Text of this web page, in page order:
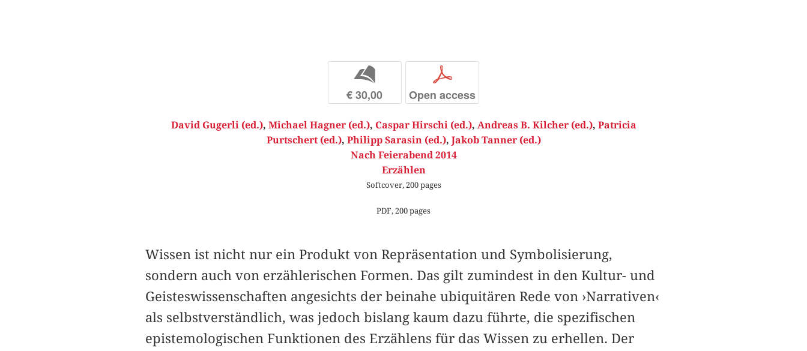
b
€ 30,00
p
Open access
David Gugerli (ed.), Michael Hagner (ed.), Caspar Hirschi (ed.), Andreas B. Kilcher (ed.), Patricia
Purtschert (ed.), Philipp Sarasin (ed.), Jakob Tanner (ed.)
Nach Feierabend 2014
Erzählen
Softcover, 200 pages
PDF, 200 pages
Wissen ist nicht nur ein Produkt von Repräsentation und Symbolisierung,
sondern auch von erzählerischen Formen. Das gilt zumindest in den Kultur- und
Geisteswissenschaften angesichts der beinahe ubiquitären Rede von ›Narrativen‹
als selbstverständlich, was jedoch bislang kaum dazu führte, die spezifischen
epistemologischen Funktionen des Erzählens für das Wissen zu erhellen. Der